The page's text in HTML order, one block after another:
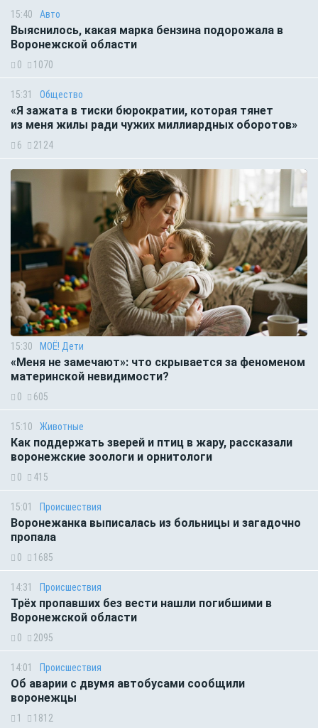
15:40 Авто
Выяснилось, какая марка бензина подорожала в
Воронежской области
0 1070
15:31 Общество
«Я зажата в тиски бюрократии, которая тянет
из меня жилы ради чужих миллиардных оборотов»
6 2124
15:30 МОЁ! Дети
«Меня не замечают»: что скрывается за феноменом
материнской невидимости?
0 605
15:10 Животные
Как поддержать зверей и птиц в жару, рассказали
воронежские зоологи и орнитологи
0 415
15:01 Происшествия
Воронежанка выписалась из больницы и загадочно
пропала
0 1685
14:31 Происшествия
Трёх пропавших без вести нашли погибшими в
Воронежской области
0 2095
14:01 Происшествия
Об аварии с двумя автобусами сообщили
воронежцы
1 1812